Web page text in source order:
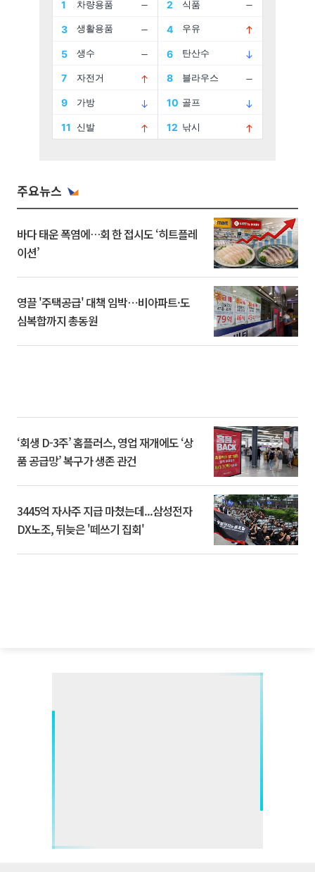
주요뉴스
바다 태운 폭염에…회 한 접시도 ‘히트플레
이션’
영끌 '주택공급' 대책 임박⋯비아파트·도
심복합까지 총동원
‘회생 D-3주’ 홈플러스, 영업 재개에도 ‘상
품 공급망’ 복구가 생존 관건
3445억 자사주 지급 마쳤는데...삼성전자
DX노조, 뒤늦은 '떼쓰기 집회'